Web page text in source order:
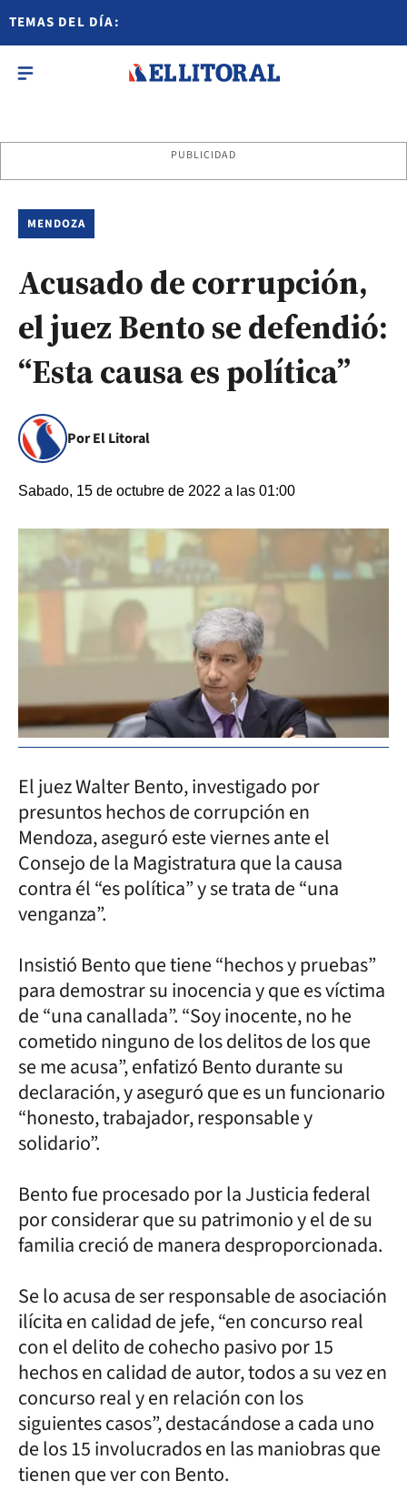
TEMAS DEL DÍA:
PUBLICIDAD
MENDOZA
Acusado de corrupción,
el juez Bento se defendió:
“Esta causa es política”
Por El Litoral
Sabado, 15 de octubre de 2022 a las 01:00
El juez Walter Bento, investigado por
presuntos hechos de corrupción en
Mendoza, aseguró este viernes ante el
Consejo de la Magistratura que la causa
contra él “es política” y se trata de “una
venganza”.
Insistió Bento que tiene “hechos y pruebas”
para demostrar su inocencia y que es víctima
de “una canallada”. “Soy inocente, no he
cometido ninguno de los delitos de los que
se me acusa”, enfatizó Bento durante su
declaración, y aseguró que es un funcionario
“honesto, trabajador, responsable y
solidario”.
Bento fue procesado por la Justicia federal
por considerar que su patrimonio y el de su
familia creció de manera desproporcionada.
Se lo acusa de ser responsable de asociación
ilícita en calidad de jefe, “en concurso real
con el delito de cohecho pasivo por 15
hechos en calidad de autor, todos a su vez en
concurso real y en relación con los
siguientes casos”, destacándose a cada uno
de los 15 involucrados en las maniobras que
tienen que ver con Bento.